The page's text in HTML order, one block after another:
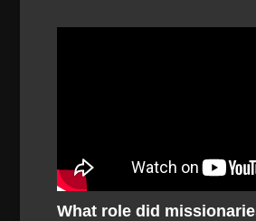
What role did